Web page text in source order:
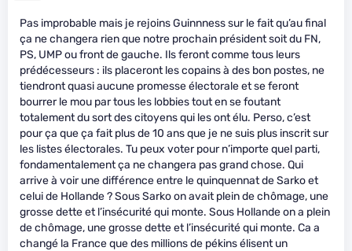
Pas improbable mais je rejoins Guinnness sur le fait qu’au final
ça ne changera rien que notre prochain président soit du FN,
PS, UMP ou front de gauche. Ils feront comme tous leurs
prédécesseurs : ils placeront les copains à des bon postes, ne
tiendront quasi aucune promesse électorale et se feront
bourrer le mou par tous les lobbies tout en se foutant
totalement du sort des citoyens qui les ont élu. Perso, c’est
pour ça que ça fait plus de 10 ans que je ne suis plus inscrit sur
les listes électorales. Tu peux voter pour n’importe quel parti,
fondamentalement ça ne changera pas grand chose. Qui
arrive à voir une différence entre le quinquennat de Sarko et
celui de Hollande ? Sous Sarko on avait plein de chômage, une
grosse dette et l’insécurité qui monte. Sous Hollande on a plein
de chômage, une grosse dette et l’insécurité qui monte. Ca a
changé la France que des millions de pékins élisent un